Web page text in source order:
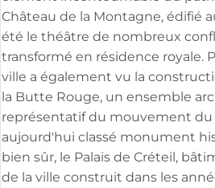
Château de la Montagne, édifié
été le théâtre de nombreux
transformé en résidence royale.
ville a également vu la
la Butte Rouge, un ensemble
représentatif du mouvement du
aujourd'hui classé monument
bien sûr, le Palais de Créteil,
de la ville construit dans les